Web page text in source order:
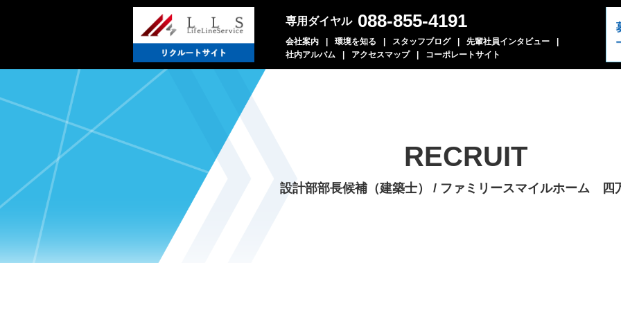
専用ダイヤル 088-855-4191
会社案内 環境を知る スタッフブログ
先輩社員インタビュー
社内アルバム
アクセスマップ コーポレートサイト
RECRUIT
設計部部長候補（建築士） / ファミリースマイルホーム 四